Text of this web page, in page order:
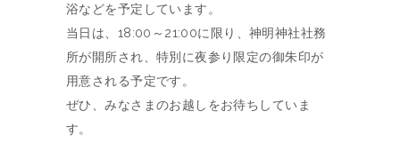
浴などを予定しています。
当日は、18:00～21:00に限り、神明神社社務
所が開所され、特別に夜参り限定の御朱印が
用意される予定です。
ぜひ、みなさまのお越しをお待ちしていま
す。